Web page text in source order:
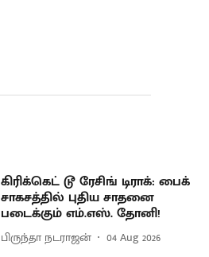
கிரிக்கெட் டூ ரேசிங் டிராக்: பைக்
சாகசத்தில் புதிய சாதனை
படைக்கும் எம்.எஸ். தோனி!
பிருந்தா நடராஜன் 04 Aug 2026